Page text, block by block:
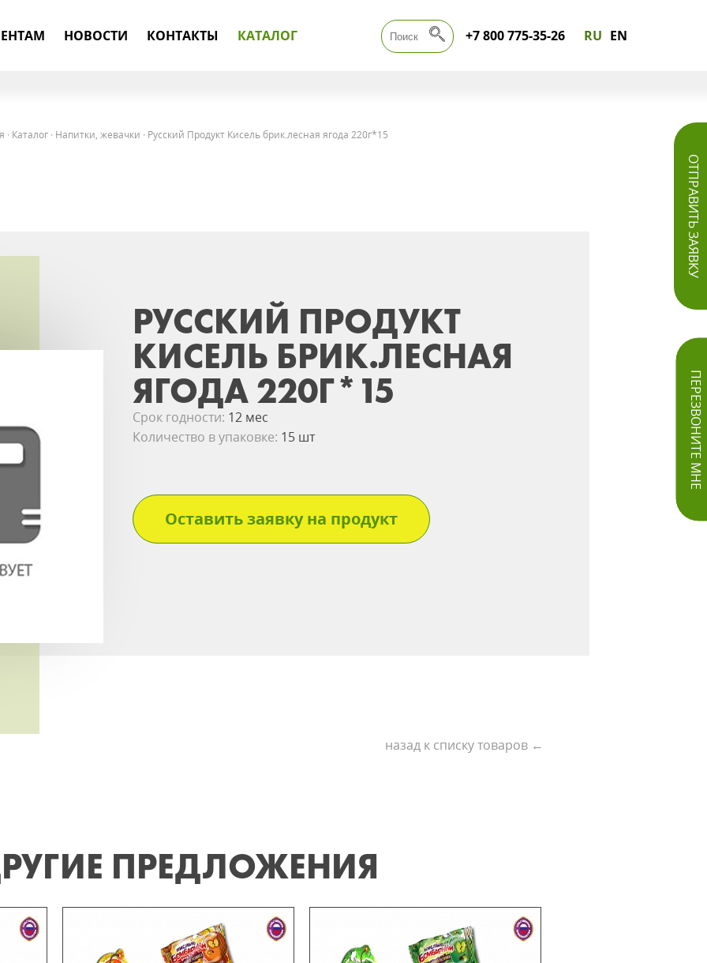
НОВОСТИ КОНТАКТЫ КАТАЛОГ +7 800 775-35-26 RU EN
ОТПРАВИТЬ ЗАЯВКУ
ПЕРЕЗВОНИТЕ МНЕ
· Каталог· Напитки, жевачки · Русский Продукт Кисель брик.лесная ягода 220г*15
РУССКИЙ ПРОДУКТ
КИСЕЛЬ БРИК.ЛЕСНАЯ
ЯГОДА 220Г*15
Срок годности: 12 мес
Количество в упаковке: 15 шт
Оставить заявку на продукт
назад к списку товаров ←
ПРЕДЛОЖЕНИЯ